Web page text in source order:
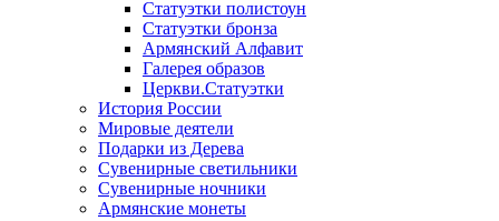
Статуэтки полистоун
Статуэтки бронза
Армянский Алфавит
Галерея образов
Церкви.Статуэтки
История России
Мировые деятели
Подарки из Дерева
Сувенирные светильники
Сувенирные ночники
Армянские монеты